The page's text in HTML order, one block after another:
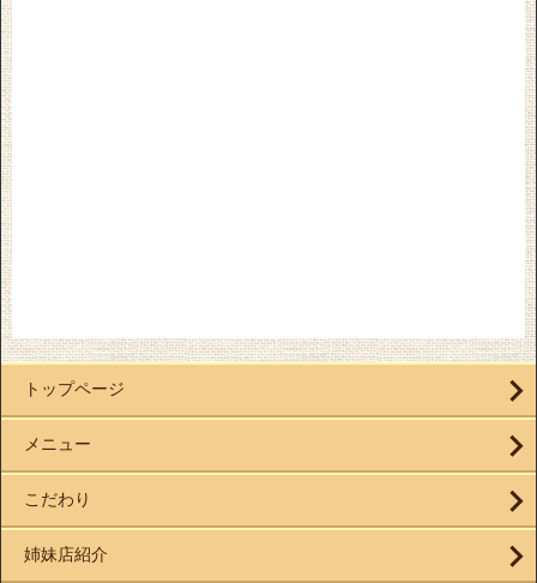
トップページ
メニュー
こだわり
姉妹店紹介